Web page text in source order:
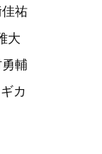
祐
大
輔
カ